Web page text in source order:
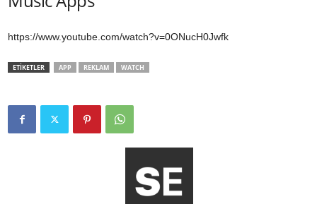
https://www.youtube.com/watch?v=0ONucH0Jwfk
ETİKETLER APP REKLAM WATCH